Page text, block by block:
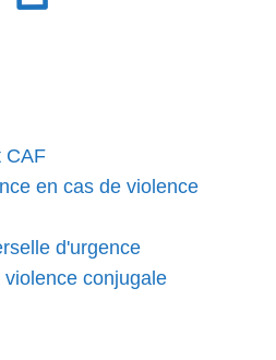
CAF
en cas de violence
d'urgence
conjugale